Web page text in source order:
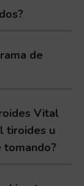
de
Vital
tiroides u